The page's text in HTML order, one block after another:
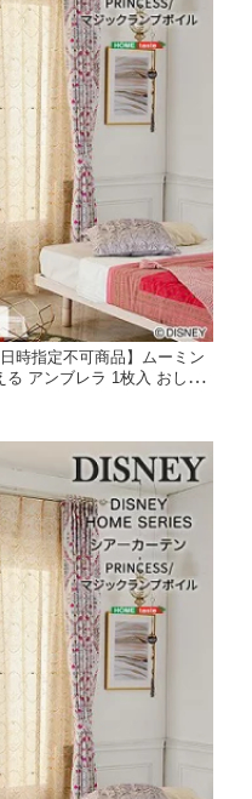
時指定不可商品】ムーミン
る アンブレラ 1枚入 おしゃ
引越し 新生活 レースカー
日本製 100×176cm×1枚